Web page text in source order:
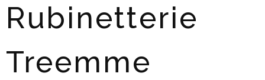
Rubinetterie
Treemme